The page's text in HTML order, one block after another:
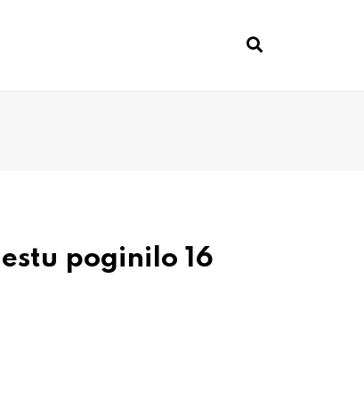
poginilo 16